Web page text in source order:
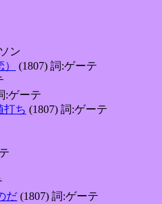
ン
(1807) 詞:ゲーテ
:ゲーテ
打ち (1807) 詞:ゲーテ
だ (1807) 詞:ゲーテ